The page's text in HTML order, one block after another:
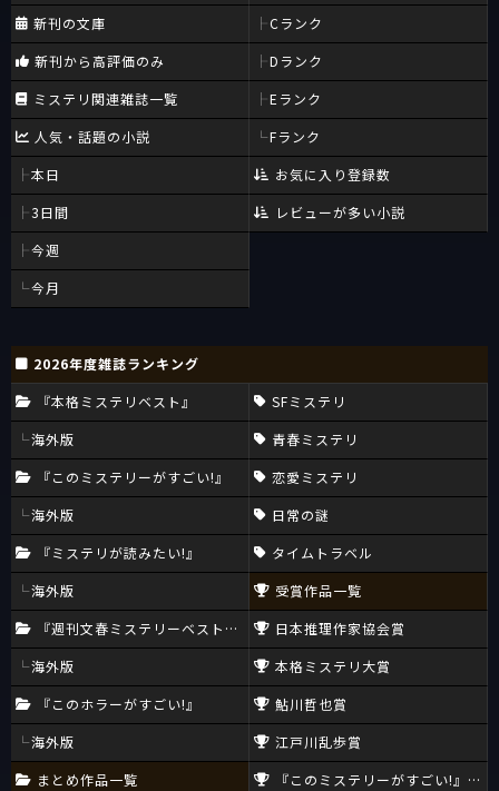
新刊の文庫
新刊から高評価のみ
ミステリ関連雑誌一覧
人気・話題の小説
本日
3日間
今週
今月
Cランク
Dランク
Eランク
Fランク
お気に入り登録数
レビューが多い小説
2026年度雑誌ランキング
『本格ミステリベスト』
海外版
『このミステリーがすごい!』
海外版
『ミステリが読みたい!』
海外版
『週刊文春ミステリーベスト10』
海外版
『このホラーがすごい!』
海外版
まとめ作品一覧
SFミステリ
青春ミステリ
恋愛ミステリ
日常の謎
タイムトラベル
受賞作品一覧
日本推理作家協会賞
本格ミステリ大賞
鮎川哲也賞
江戸川乱歩賞
『このミステリーがすごい!』大賞